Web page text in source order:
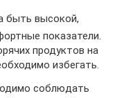
быть высокой,
показатели.
продуктов на
избегать.
соблюдать